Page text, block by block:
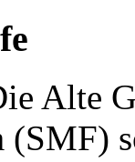
Alte
(SMF)